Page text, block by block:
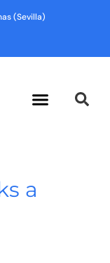
(Sevilla)
Menu
a